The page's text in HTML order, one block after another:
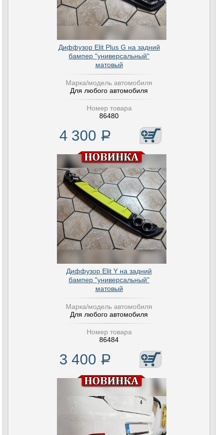
Диффузор Elit Plus G на задний
бампер "универсальный"
матовый
Марка/модель автомобиля
Для любого автомобиля
Номер товара
86480
4 300 Р
Диффузор Elit Y на задний
бампер "универсальный"
матовый
Марка/модель автомобиля
Для любого автомобиля
Номер товара
86484
3 400 Р